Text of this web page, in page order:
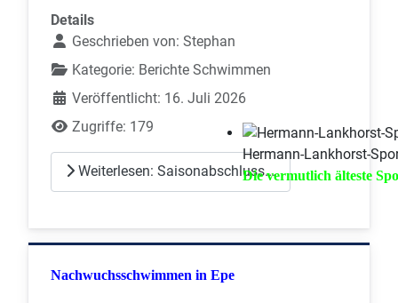
Hermann-Lankhorst-
Die vermutlich älteste
Details
Geschrieben von: Stephan
Kategorie: Berichte Schwimmen
Veröffentlicht: 16. Juli 2026
Zugriffe: 179
Weiterlesen: Saisonabschluss...
Nachwuchsschwimmen in Epe